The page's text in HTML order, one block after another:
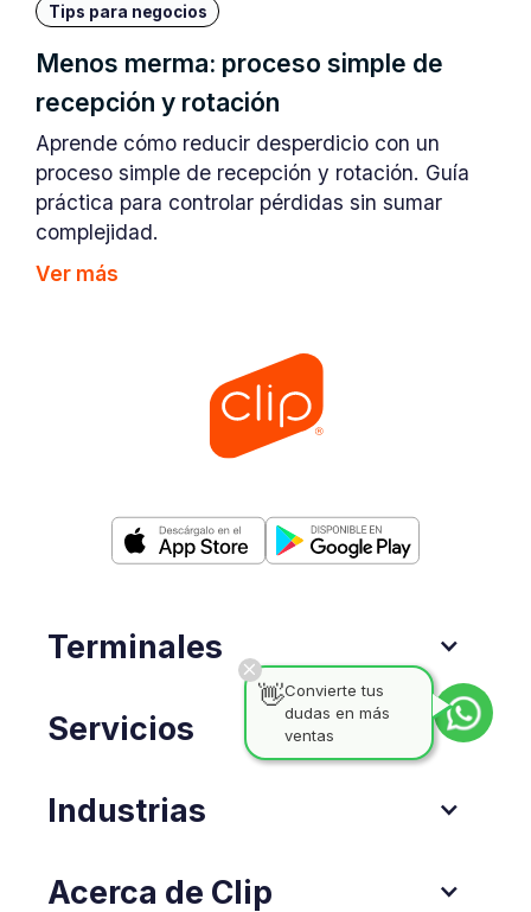
Tips para negocios
Menos merma: proceso simple de
recepción y rotación
Aprende cómo reducir desperdicio con un
proceso simple de recepción y rotación. Guía
práctica para controlar pérdidas sin sumar
complejidad.
Ver más
Terminales
Servicios
Industrias
Acerca de Clip
👋Convierte tus
dudas en más
ventas